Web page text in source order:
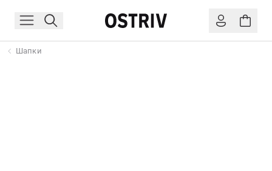
Шапки